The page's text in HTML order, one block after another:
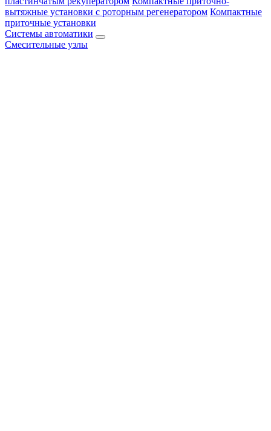
вытяжные установки с роторным регенератором Компактные
приточные установки
Системы автоматики
Смесительные узлы